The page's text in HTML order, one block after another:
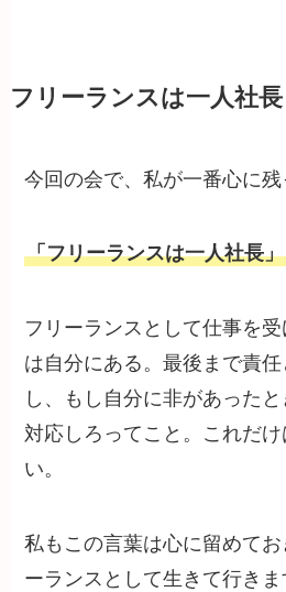
フリーランスは一人社長
今回の会で、私が一番心に
「フリーランスは一人社長」
フリーランスとして仕事を
は自分にある。最後まで責
し、もし自分に非があった
対応しろってこと。これだ
い。
私もこの言葉は心に留めて
ーランスとして生きて行きま